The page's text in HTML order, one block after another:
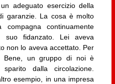
adeguato esercizio della
garanzie. La cosa è molto
continuamente
suo fidanzato. Lei aveva
non lo aveva accettato. Per
Bene, un gruppo di noi è
dalla circolazione.
esempio, in una impresa